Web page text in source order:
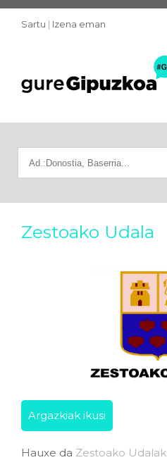
Sartu | Izena eman
Zestoako Udala
Argazkiak ikusi
Hauxe da Zestoako Udalak